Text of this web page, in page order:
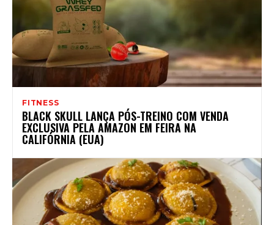
FITNESS
BLACK SKULL LANÇA PÓS-TREINO COM VENDA
EXCLUSIVA PELA AMAZON EM FEIRA NA
CALIFÓRNIA (EUA)